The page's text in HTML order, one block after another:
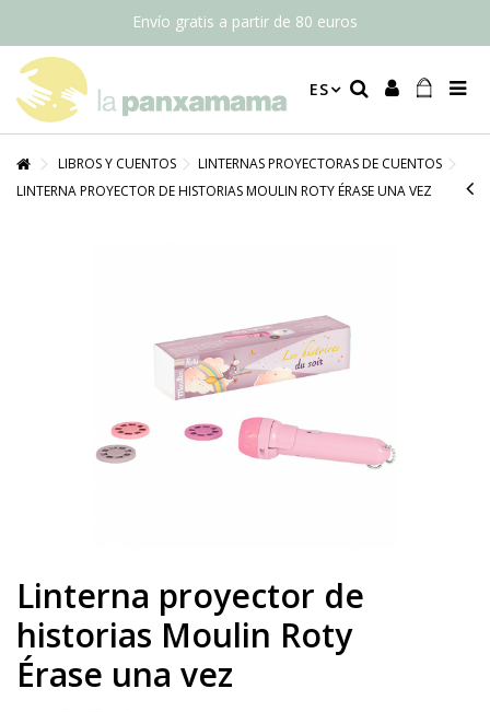
Envío gratis a partir de 80 euros
ES
LIBROS Y CUENTOS
LINTERNAS PROYECTORAS DE CUENTOS
LINTERNA PROYECTOR DE HISTORIAS MOULIN ROTY ÉRASE UNA VEZ
Linterna proyector de
historias Moulin Roty
Érase una vez